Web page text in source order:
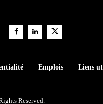
Emplois Liens
Reserved.